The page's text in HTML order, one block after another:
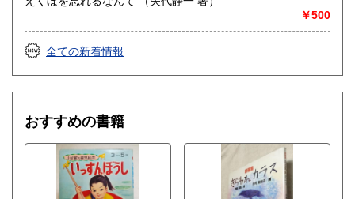
￥500
全ての新着情報
おすすめの書籍